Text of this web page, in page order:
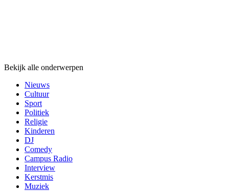
Bekijk alle onderwerpen
Nieuws
Cultuur
Sport
Politiek
Religie
Kinderen
DJ
Comedy
Campus Radio
Interview
Kerstmis
Muziek